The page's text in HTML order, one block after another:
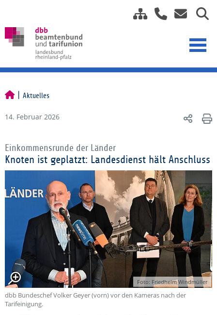
Aktuelles
14. Februar 2026
Einkommensrunde der Länder
Knoten ist geplatzt: Landesdienst hält Anschluss
Foto: Friedhelm Windmüller
dbb Bundeschef Volker Geyer (vorn) vor den Kameras nach der
Tarifeinigung.